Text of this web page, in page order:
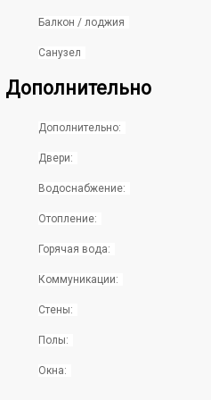
Балкон / лоджия
Санузел
Дополнительно
Дополнительно:
Двери:
Водоснабжение:
Отопление:
Горячая вода:
Коммуникации:
Стены:
Полы:
Окна: